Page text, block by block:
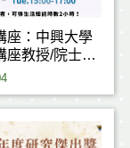
座：中興大學
座教授/院士